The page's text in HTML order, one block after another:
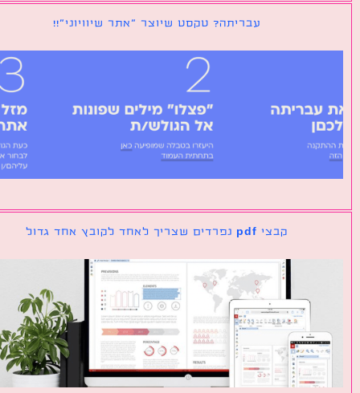
עבריתה? טקסט שיוצר ״אתר שיוויוני״!!